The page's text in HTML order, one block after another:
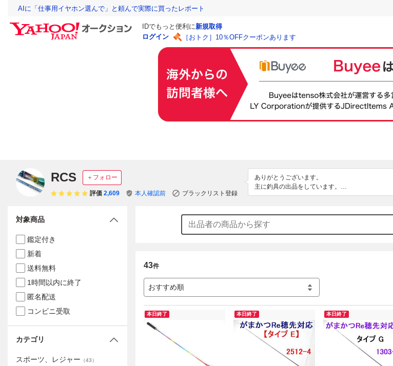
AIに「仕事用イヤホン選んで」と頼んで実際に買ったレポート
IDでもっと便利に新規取得
ログイン
［おトク］10％OFFクーポンあります
RCS ＋フォロー
評価 2,609 本人確認前 ブラックリスト登録
ありがとうございます。
主に釣具の出品をしています。
カスタムロッドの製作。
折れ竿修復。
磯フカセ釣り用カーボン穂先の製作。
ショップ名や会社名称は公開していません。
配送は在庫状況により神奈川県、または千葉県か
■取引開始手続きは落札直後に、お支払いと受取
願いします。
商品の受取確認後、必ず24時間以内に受け取り
43件
おすすめ順
本日終了 本日終了 本日終了
対象商品
鑑定付き
新着
送料無料
1時間以内に終了
匿名配送
コンビニ受取
カテゴリ
スポーツ、レジャー （43）